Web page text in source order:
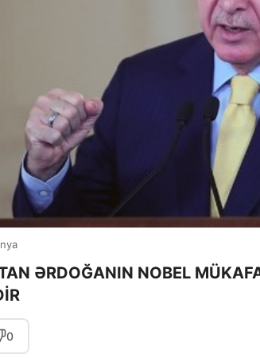
ƏRDOĞANIN NOBEL
0